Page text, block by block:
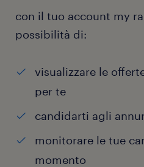
con il tuo account my
possibilità di:
visualizzare le
per te
candidarti agli
monitorare le tue
momento